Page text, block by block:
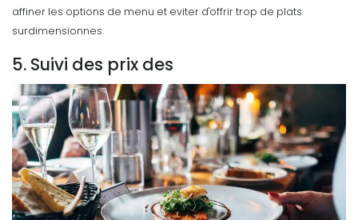
affiner les options de menu et eviter d'offrir trop de plats
surdimensionnes.
5. Suivi des prix des